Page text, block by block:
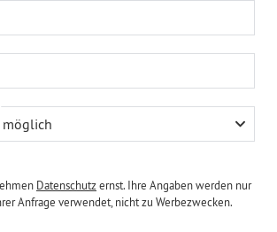
Datenschutzernst. Ihre Angaben werden nur
Anfrage verwendet, nicht zu Werbezwecken.